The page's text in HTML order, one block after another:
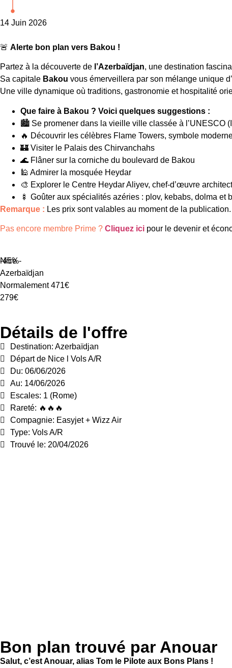
14 Juin 2026
🚨 Alerte bon plan vers Bakou !
Partez à la découverte de l’Azerbaïdjan, une destination
Sa capitale Bakou vous émerveillera par son mélange unique
Une ville dynamique où traditions, gastronomie et hospitalité
Que faire à Bakou ? Voici quelques suggestions :
🏙️ Se promener dans la vieille ville classée à l’UNESCO
🔥 Découvrir les célèbres Flame Towers, symbole
🏰 Visiter le Palais des Chirvanchahs
🌊 Flâner sur la corniche du boulevard de Bakou
🕌 Admirer la mosquée Heydar
🎨 Explorer le Centre Heydar Aliyev, chef-d’œuvre
🍢 Goûter aux spécialités azéries : plov, kebabs, dolma et
Remarque : Les prix sont valables au moment de la
Pas encore membre Prime ? Cliquez ici pour le devenir et
-45%
Nice -
Azerbaïdjan
Normalement 471€
279€
Détails de l'offre
Destination: Azerbaïdjan
Départ de Nice l Vols A/R
Du: 06/06/2026
Au: 14/06/2026
Escales: 1 (Rome)
Rareté: 🔥🔥🔥
Compagnie: Easyjet + Wizz Air
Type: Vols A/R
Trouvé le: 20/04/2026
Bon plan trouvé par Anouar
Salut, c’est Anouar, alias Tom le Pilote aux Bons Plans !